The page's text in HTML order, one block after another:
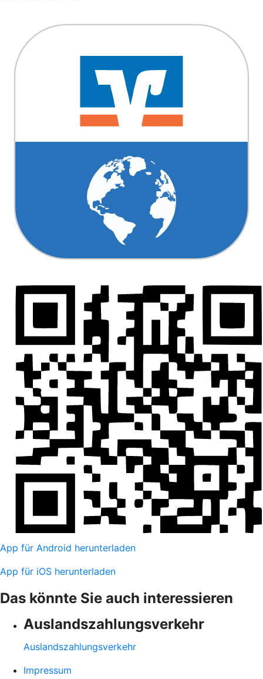
App für Android herunterladen
App für iOS herunterladen
Das könnte Sie auch interessieren
Auslandszahlungsverkehr
Auslandszahlungsverkehr
Impressum